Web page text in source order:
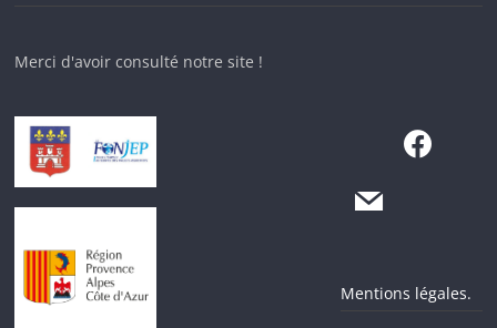
Merci d'avoir consulté notre site !
Mentions légales.